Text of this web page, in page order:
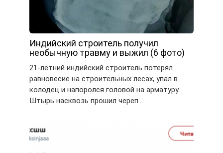
Индийский строитель получил
необычную травму и выжил (6 фото)
21-летний индийский строитель потерял
равновесие на строительных лесах, упал в
колодец и напоролся головой на арматуру.
Штырь насквозь прошил череп…